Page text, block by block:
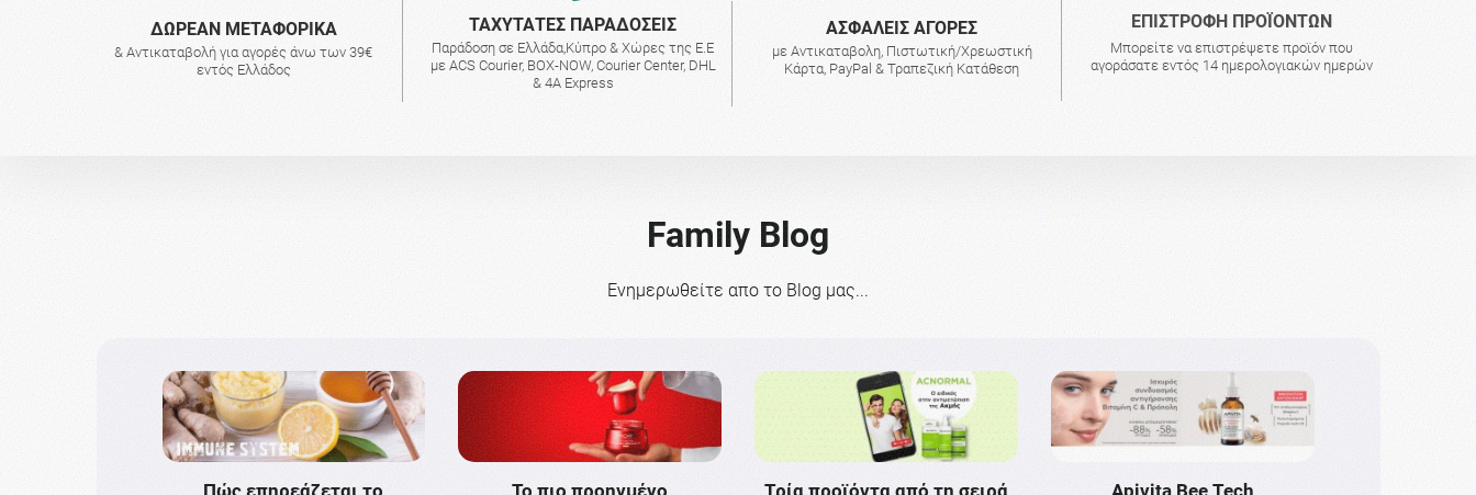
ΔΩΡΕΑΝ ΜΕΤΑΦΟΡΙΚΑ
& Αντικαταβολή για αγορές άνω των 39€
εντός Ελλάδος
ΤΑΧΥΤΑΤΕΣ ΠΑΡΑΔΟΣΕΙΣ
Παράδοση σε Ελλάδα,Κύπρο & Χώρες της Ε.Ε
με ACS Courier, BOX-NOW, Courier Center, DHL
& 4A Express
AΣΦΑΛΕΙΣ ΑΓΟΡΕΣ
με Αντικαταβολη, Πιστωτική/Χρεωστική
Κάρτα, PayPal & Τραπεζική Κατάθεση
ΕΠΙΣΤΡΟΦΗ ΠΡΟΪΟΝΤΩΝ
Μπορείτε να επιστρέψετε προϊόν που
αγοράσατε εντός 14 ημερολογιακών ημερών
Family Blog
Ενημερωθείτε απο το Blog μας...
Πώς επηρεάζεται το Το πιο προηγμένο Τρία προϊόντα από τη σειρά Apivita Bee Tech